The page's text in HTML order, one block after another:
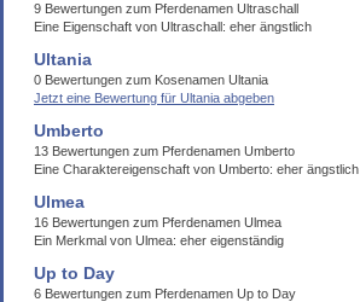
9 Bewertungen zum Pferdenamen Ultraschall
Eine Eigenschaft von Ultraschall: eher ängstlich
Ultania
0 Bewertungen zum Kosenamen Ultania
Jetzt eine Bewertung für Ultania abgeben
Umberto
13 Bewertungen zum Pferdenamen Umberto
Eine Charaktereigenschaft von Umberto: eher ängstlich
Ulmea
16 Bewertungen zum Pferdenamen Ulmea
Ein Merkmal von Ulmea: eher eigenständig
Up to Day
6 Bewertungen zum Pferdenamen Up to Day